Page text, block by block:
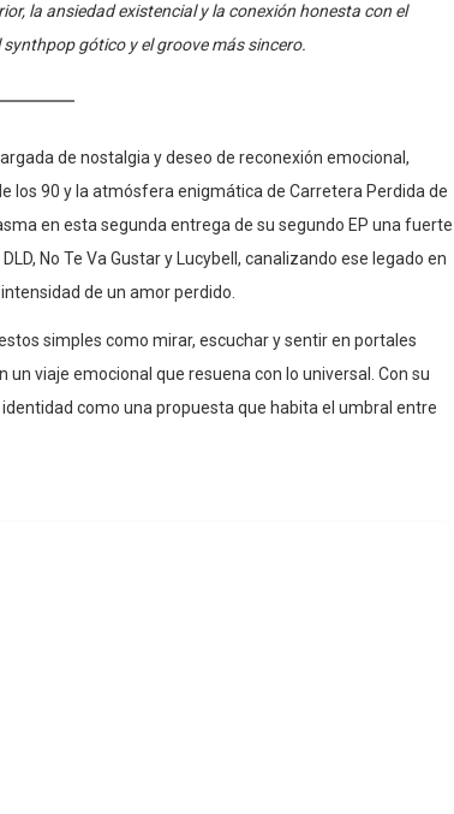
la ansiedad existencial y la conexión honesta con el
gótico y el groove más sincero.
de nostalgia y deseo de reconexión emocional,
los 90 y la atmósfera enigmática de Carretera Perdida de
en esta segunda entrega de su segundo EP una fuerte
No Te Va Gustar y Lucybell, canalizando ese legado en
de un amor perdido.
simples como mirar, escuchar y sentir en portales
viaje emocional que resuena con lo universal. Con su
como una propuesta que habita el umbral entre